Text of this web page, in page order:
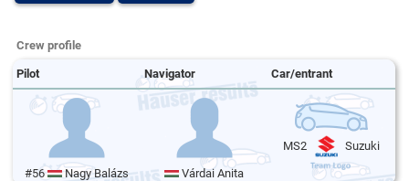
Crew profile
Pilot Navigator Car/entrant
#56 Nagy Balázs Várdai Anita
MS2 Suzuki